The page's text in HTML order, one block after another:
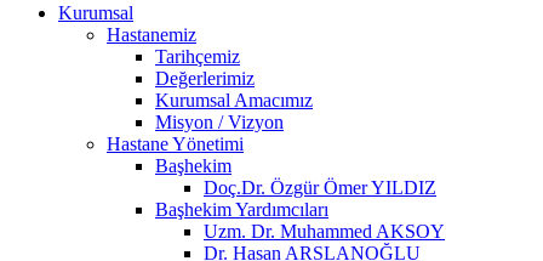
Kurumsal
Hastanemiz
Tarihçemiz
Değerlerimiz
Kurumsal Amacımız
Misyon / Vizyon
Hastane Yönetimi
Başhekim
Doç.Dr. Özgür Ömer YILDIZ
Başhekim Yardımcıları
Uzm. Dr. Muhammed AKSOY
Dr. Hasan ARSLANOĞLU